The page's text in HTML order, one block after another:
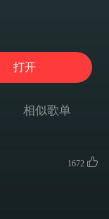
打开
相似歌单
1672